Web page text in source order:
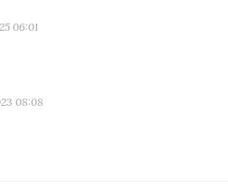
06:01
08:08